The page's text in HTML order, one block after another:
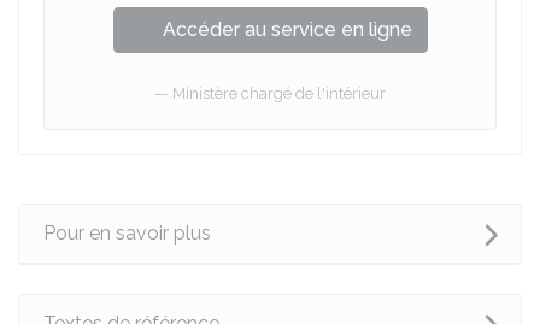
Accéder au service en ligne
Ministère chargé de l'intérieur
Pour en savoir plus